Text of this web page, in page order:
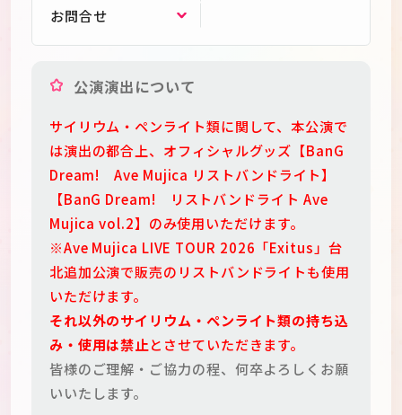
JP EN
お問合せ
公演演出について
サイリウム・ペンライト類に関して、本公演で
は演出の都合上、オフィシャルグッズ【BanG
Dream! Ave Mujica リストバンドライト】
【BanG Dream! リストバンドライト Ave
Mujica vol.2】のみ使用いただけます。
※Ave Mujica LIVE TOUR 2026「Exitus」台
北追加公演で販売のリストバンドライトも使用
いただけます。
それ以外のサイリウム・ペンライト類の持ち込
み・使用は禁止とさせていただきます。
皆様のご理解・ご協力の程、何卒よろしくお願
いいたします。